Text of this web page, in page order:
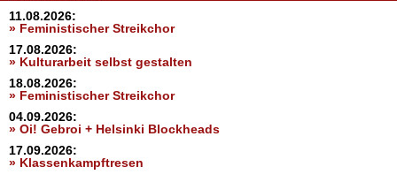
11.08.2026:
» Feministischer Streikchor
17.08.2026:
» Kulturarbeit selbst gestalten
18.08.2026:
» Feministischer Streikchor
04.09.2026:
» Oi! Gebroi + Helsinki Blockheads
17.09.2026:
» Klassenkampftresen